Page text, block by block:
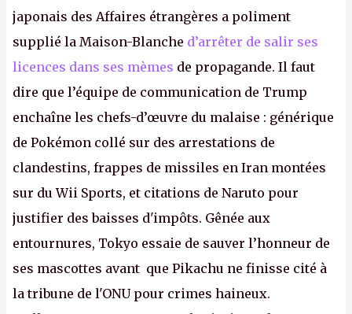
japonais des Affaires étrangères a poliment
supplié la Maison-Blanche d’arrêter de salir ses
licences dans ses mèmes de propagande. Il faut
dire que l’équipe de communication de Trump
enchaîne les chefs-d’œuvre du malaise : générique
de Pokémon collé sur des arrestations de
clandestins, frappes de missiles en Iran montées
sur du Wii Sports, et citations de Naruto pour
justifier des baisses d'impôts. Gênée aux
entournures, Tokyo essaie de sauver l’honneur de
ses mascottes avant que Pikachu ne finisse cité à
la tribune de l'ONU pour crimes haineux.